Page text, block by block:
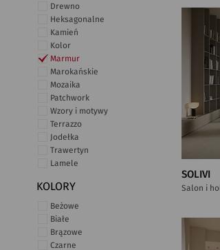
Drewno
Heksagonalne
Kamień
Kolor
Marmur
Marokańskie
Mozaika
Patchwork
Wzory i motywy
Terrazzo
Jodełka
Trawertyn
Lamele
KOLORY
Beżowe
Białe
Brązowe
Czarne
SOLIVI
Salon i hol